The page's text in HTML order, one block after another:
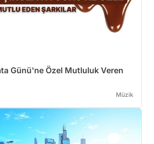
Günü'ne Özel Mutluluk Veren
Müzik